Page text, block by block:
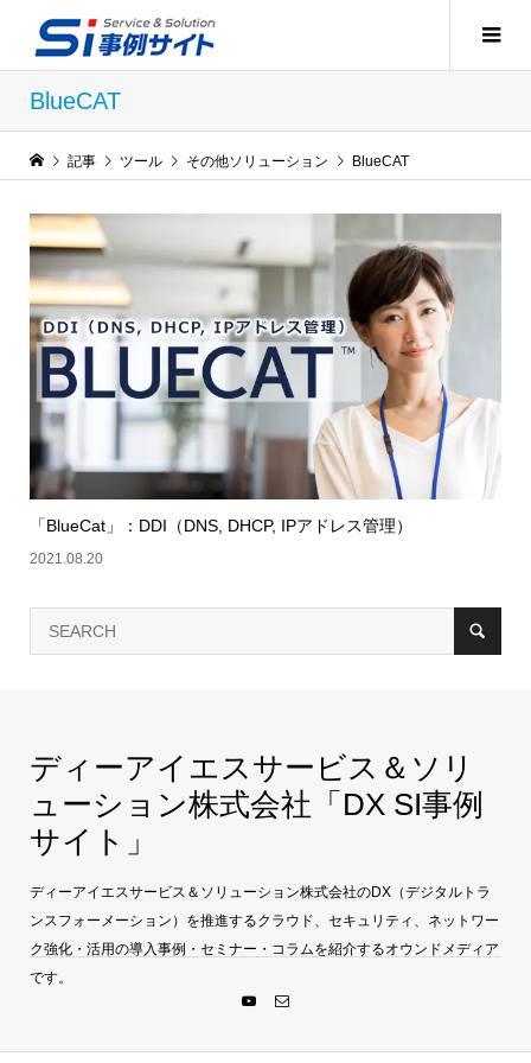
BlueCAT
記事 ツール その他ソリューション BlueCAT
「BlueCat」：DDI（DNS, DHCP, IPアドレス管理）
2021.08.20
ディーアイエスサービス＆ソリ
ューション株式会社「DX SI事例
サイト」
ディーアイエスサービス＆ソリューション株式会社のDX（デジタルトラ
ンスフォーメーション）を推進するクラウド、セキュリティ、ネットワー
ク強化・活用の導入事例・セミナー・コラムを紹介するオウンドメディア
です。